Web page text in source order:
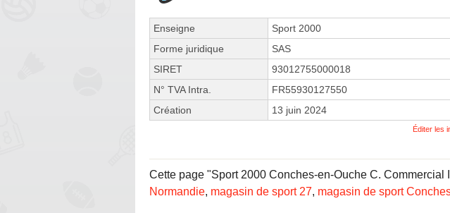
Enseigne
Sport 2000
Forme juridique
SAS
SIRET
93012755000018
N° TVA Intra.
FR55930127550
Création
13 juin 2024
Éditer les
Cette page "Sport 2000 Conches-en-Ouche C.
Normandie, magasin de sport 27, magasin de sport